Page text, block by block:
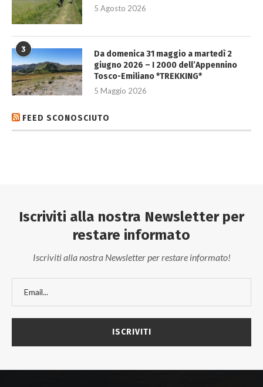
5 Agosto 2026
3
Da domenica 31 maggio a martedì 2
giugno 2026 – I 2000 dell’Appennino
Tosco-Emiliano *TREKKING*
5 Maggio 2026
FEED SCONOSCIUTO
Iscriviti alla nostra Newsletter per
restare informato
Iscriviti alla nostra Newsletter per restare informato!